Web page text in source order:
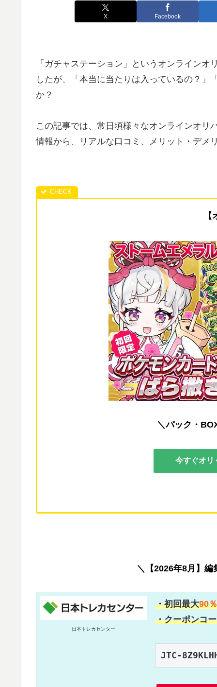
X Facebook
「ガチャステーション」というオンライン
したが、「本当に当たりは入っているの？
か？
この記事では、常日頃様々なオンラインオリ
情報から、リアルな口コミ、メリット・デメ
＼パック・
今すぐオリ
＼【2026年8月】
日本トレカセンター
・初回最大90％
・クーポンコ
JTC-